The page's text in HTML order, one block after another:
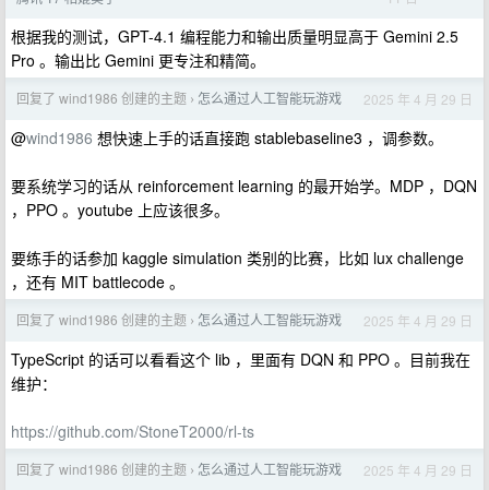
根据我的测试，GPT-4.1 编程能力和输出质量明显高于 Gemini 2.5
Pro 。输出比 Gemini 更专注和精简。
回复了 wind1986 创建的主题 › 怎么通过人工智能玩游戏 2025 年 4 月 29 日
@wind1986 想快速上手的话直接跑 stablebaseline3 ，调参数。
要系统学习的话从 reinforcement learning 的最开始学。MDP ，DQN
，PPO 。youtube 上应该很多。
要练手的话参加 kaggle simulation 类别的比赛，比如 lux challenge
，还有 MIT battlecode 。
回复了 wind1986 创建的主题 › 怎么通过人工智能玩游戏 2025 年 4 月 29 日
TypeScript 的话可以看看这个 lib ，里面有 DQN 和 PPO 。目前我在
维护：
https://github.com/StoneT2000/rl-ts
回复了 wind1986 创建的主题 › 怎么通过人工智能玩游戏 2025 年 4 月 29 日